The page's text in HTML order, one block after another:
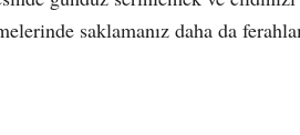
saklamanız daha da